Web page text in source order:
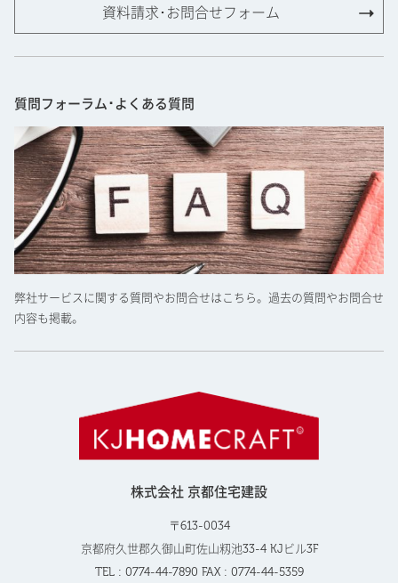
資料請求･お問合せフォーム
質問フォーラム･よくある質問
弊社サービスに関する質問やお問合せはこちら。過去の質問やお問合せ
内容も掲載。
株式会社 京都住宅建設
〒613-0034
京都府久世郡久御山町佐山籾池33-4 KJビル3F
TEL : 0774-44-7890 FAX : 0774-44-5359